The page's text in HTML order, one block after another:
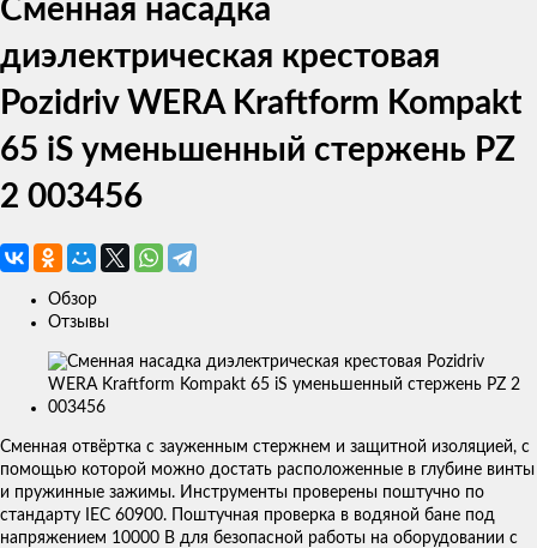
Сменная насадка
диэлектрическая крестовая
Pozidriv WERA Kraftform Kompakt
65 iS уменьшенный стержeнь PZ
2 003456
Обзор
Отзывы
Изображения
товаров
Сменная отвёртка с зауженным стержнем и защитной изоляцией, с
помощью которой можно достать расположенные в глубине винты
и пружинные зажимы. Инструменты проверены поштучно по
стандарту IEC 60900. Поштучная проверка в водяной бане под
напряжением 10000 В для безопасной работы на оборудовании с